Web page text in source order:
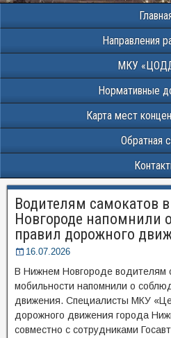
Направления
МКУ
Нормативные
Карта мест
Обратная
Водителям самокатов
Новгороде напомнили
правил дорожного
16.07.2026
В Нижнем Новгороде водителям
мобильности напомнили о
движения. Специалисты МКУ
дорожного движения города
совместно с сотрудниками